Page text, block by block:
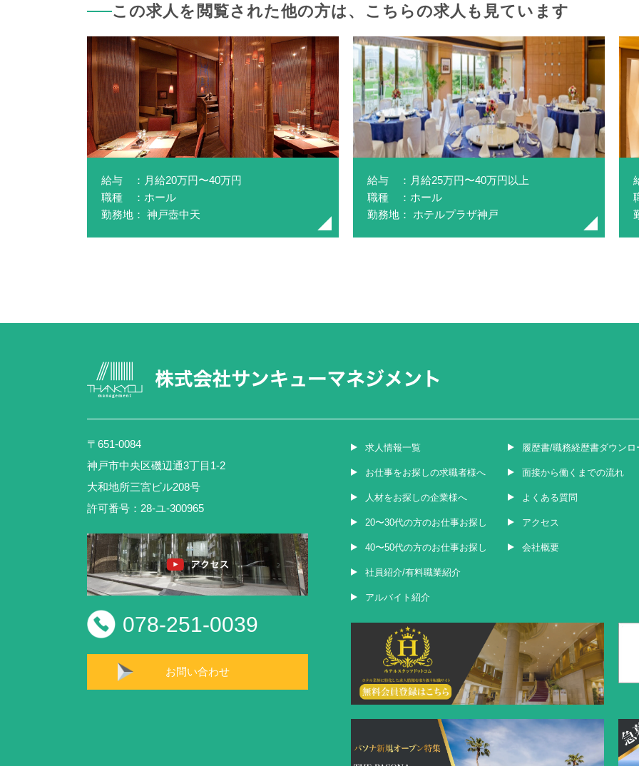
この求人を閲覧された他の方は、 こちらの求人も見ています
給与 ：月給20万円〜40万円
職種 ：ホール
勤務地： 神戸壺中天
給与 ：月給25万円〜40万円以上
職種 ：ホール
勤務地： ホテルプラザ神戸
〒651-0084
神戸市中央区磯辺通3丁目1-2
大和地所三宮ビル208号
許可番号：28-ユ-300965
078-251-0039
お問い合わせ
求人情報一覧
お仕事をお探しの求職者様へ
人材をお探しの企業様へ
20〜30代の方のお仕事お探し
40〜50代の方のお仕事お探し
社員紹介/有料職業紹介
アルバイト紹介
履歴書/職務経歴書ダウンロ
面接から働くまでの流れ
よくある質問
アクセス
会社概要